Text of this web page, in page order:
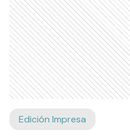
Edición Impresa